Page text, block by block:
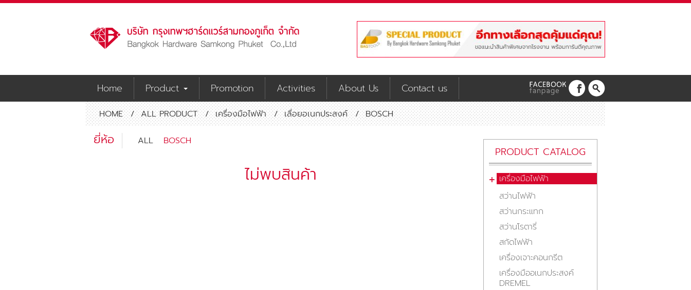
Home Product Promotion Activities About Us Contact us
HOME / ALL PRODUCT / เครื่องมือไฟฟ้า / เลื่อยอเนกประสงค์ / BOSCH
ยี่ห้อ ALL BOSCH
ไม่พบสินค้า
PRODUCT CATALOG
เครื่องมือไฟฟ้า
สว่านไฟฟ้า
สว่านกระแทก
สว่านโรตารี่
สกัดไฟฟ้า
เครื่องเจาะคอนกรีต
เครื่องมืออเนกประสงค์
DREMEL